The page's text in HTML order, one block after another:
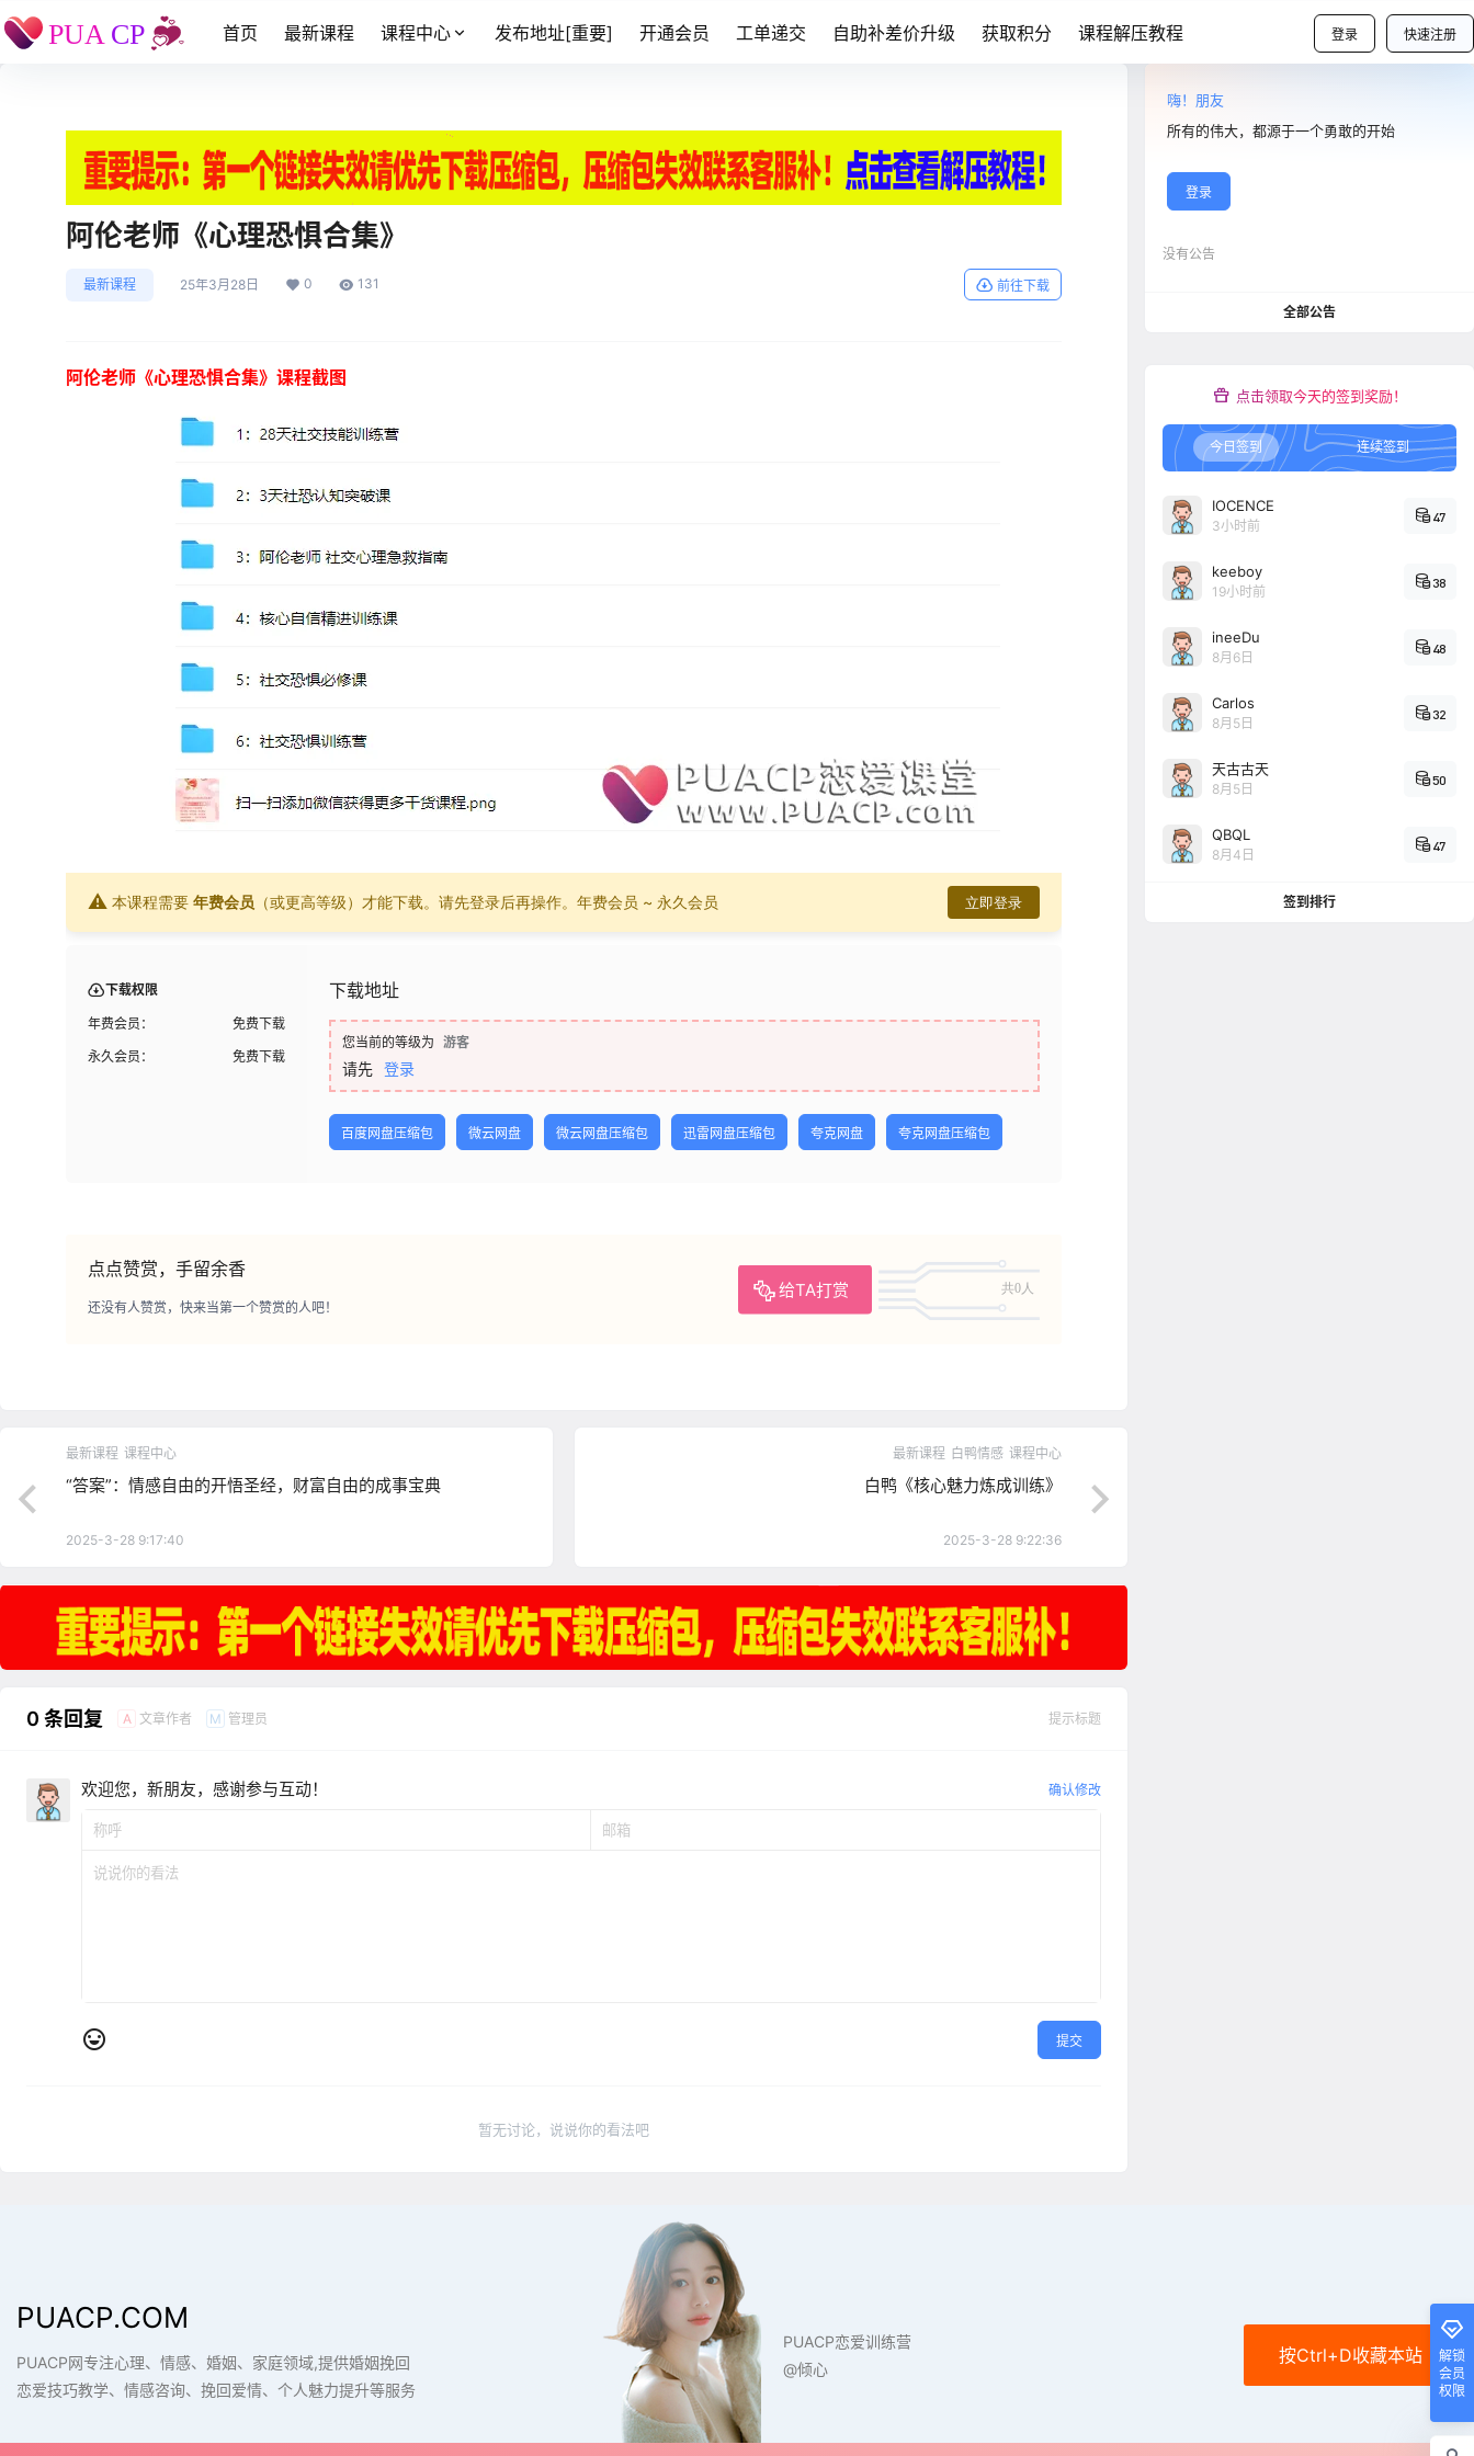
登录 快速注册
首页 最新课程 课程中心 发布地址[重要] 开通会员 工单递交 自助补差价升级 获取积分 课程解压教程
阿伦老师《心理恐惧合集》
最新课程 25年3月28日 0 131 前往下载
阿伦老师《心理恐惧合集》课程截图
⚠ 本课程需要 年费会员 （或更高等级）才能下载。请先登录后再操作。 年费会员 ~ 永久会员 立即登录
下载权限
年费会员：
免费下载
永久会员：
免费下载
下载地址
您当前的等级为 游客
请先 登录
百度网盘压缩包 微云网盘 微云网盘压缩包 迅雷网盘压缩包 夸克网盘 夸克网盘压缩包
点点赞赏，手留余香
给TA打赏 共0人
还没有人赞赏，快来当第一个赞赏的人吧！
最新课程 课程中心
“答案”：情感自由的开悟圣经，财富自由的成事宝典
2025-3-28 9:17:40
最新课程 白鸭情感 课程中心
白鸭《核心魅力炼成训练》
2025-3-28 9:22:36
0 条回复 A 文章作者 M 管理员 提示标题
欢迎您，新朋友，感谢参与互动！ 确认修改
提交
暂无讨论，说说你的看法吧
嗨！朋友
所有的伟大，都源于一个勇敢的开始
登录
没有公告
全部公告
点击领取今天的签到奖励！
今日签到 连续签到
IOCENCE
3小时前
47
keeboy
19小时前
38
ineeDu
8月6日
48
Carlos
8月5日
32
天古古天
8月5日
50
QBQL
8月4日
47
签到排行
解锁
会员
权限
PUACP.COM
PUACP网专注心理、情感、婚姻、家庭领域,提供婚姻挽回
恋爱技巧教学、情感咨询、挽回爱情、个人魅力提升等服务
按Ctrl+D收藏本站
PUACP恋爱训练营
@倾心